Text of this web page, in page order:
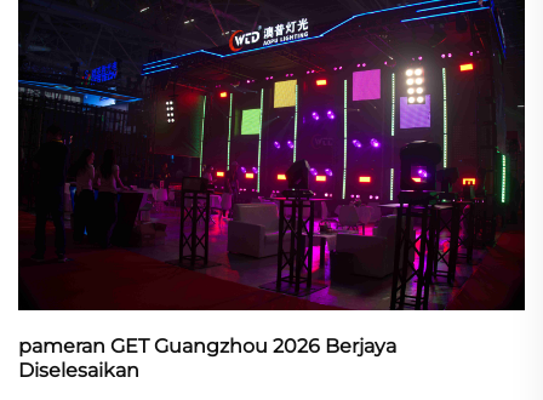
kembali dengan sesuatu yang baharu – peralatan
baharu, pencahayaan baharu, dan tenaga langsung
yang sama seperti yang anda jangkakan daripada
AOPU Lighting.
pameran GET Guangzhou 2026 Berjaya
Diselesaikan